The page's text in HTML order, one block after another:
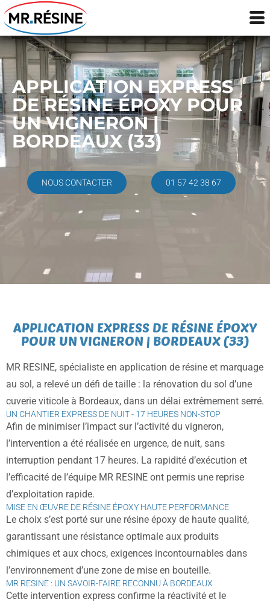
APPLICATION EXPRESS
DE RÉSINE ÉPOXY POUR
UN VIGNERON |
BORDEAUX (33)
NOUS CONTACTER 01 57 42 38 67
APPLICATION EXPRESS DE RÉSINE ÉPOXY
POUR UN VIGNERON | BORDEAUX (33)
MR RESINE, spécialiste en application de résine et marquage
au sol, a relevé un défi de taille : la rénovation du sol d’une
cuverie viticole à Bordeaux, dans un délai extrêmement serré.
UN CHANTIER EXPRESS DE NUIT - 17 HEURES NON-STOP
Afin de minimiser l’impact sur l’activité du vigneron,
l’intervention a été réalisée en urgence, de nuit, sans
interruption pendant 17 heures. La rapidité d’exécution et
l’efficacité de l’équipe MR RESINE ont permis une reprise
d’exploitation rapide.
MISE EN ŒUVRE DE RÉSINE ÉPOXY HAUTE PERFORMANCE
Le choix s’est porté sur une résine époxy de haute qualité,
garantissant une résistance optimale aux produits
chimiques et aux chocs, exigences incontournables dans
l’environnement d’une zone de mise en bouteille.
MR RESINE : UN SAVOIR-FAIRE RECONNU À BORDEAUX
Cette intervention express confirme la réactivité et le